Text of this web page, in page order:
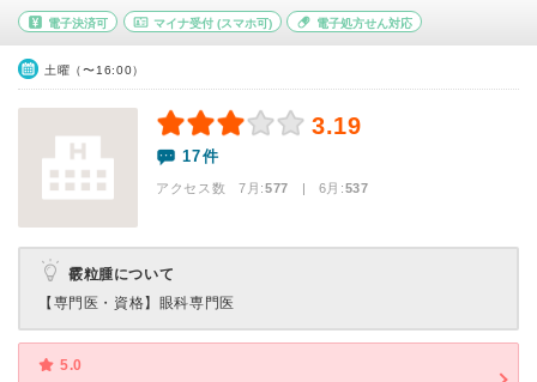
電子決済可 マイナ受付(スマホ可) 電子処方せん対応
土曜（〜16:00）
3.19
17件
アクセス数 7月:577 | 6月:537
霰粒腫について
【専門医・資格】 眼科専門医
5.0